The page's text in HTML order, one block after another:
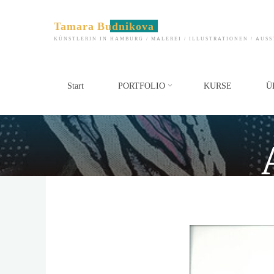
Tamara Budnikova
KÜNSTLERIN IN HAMBURG / MALEREI / ILLUSTRATIONEN /
Start PORTFOLIO KURSE